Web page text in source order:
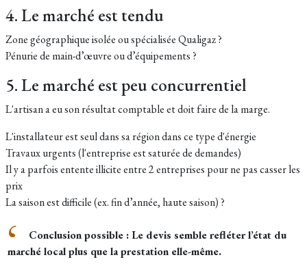
4. Le marché est tendu
Zone géographique isolée ou spécialisée Qualigaz ?
Pénurie de main-d’œuvre ou d’équipements ?
5. Le marché est peu concurrentiel
L'artisan a eu son résultat comptable et doit faire de la marge.
L'installateur est seul dans sa région dans ce type d'énergie
Travaux urgents (l'entreprise est saturée de demandes)
Il y a parfois entente illicite entre 2 entreprises pour ne pas casser les
prix
La saison est difficile (ex. fin d’année, haute saison) ?
Conclusion possible : Le devis semble refléter l’état du
marché local plus que la prestation elle-même.